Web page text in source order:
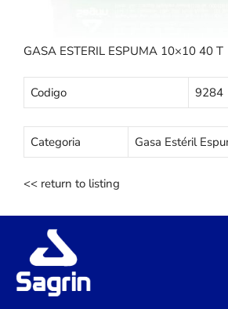
GASA ESTERIL ESPUMA 10×10 40 T
Codigo 9284
Categoria Gasa Estéril
<< return to listing